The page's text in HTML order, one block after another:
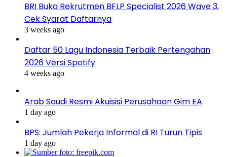
BRI Buka Rekrutmen BFLP Specialist 2026 Wave 3,
Cek Syarat Daftarnya
3 weeks ago
Daftar 50 Lagu Indonesia Terbaik Pertengahan
2026 Versi Spotify
4 weeks ago
Arab Saudi Resmi Akuisisi Perusahaan Gim EA
1 day ago
BPS: Jumlah Pekerja Informal di RI Turun Tipis
1 day ago